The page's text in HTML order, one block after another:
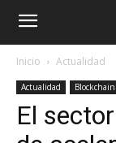
Inicio Actualidad
Actualidad Blockchain
El